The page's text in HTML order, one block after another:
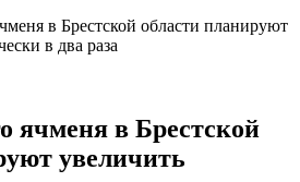
в Брестской области планируют
в два раза
ячменя в Брестской
увеличить